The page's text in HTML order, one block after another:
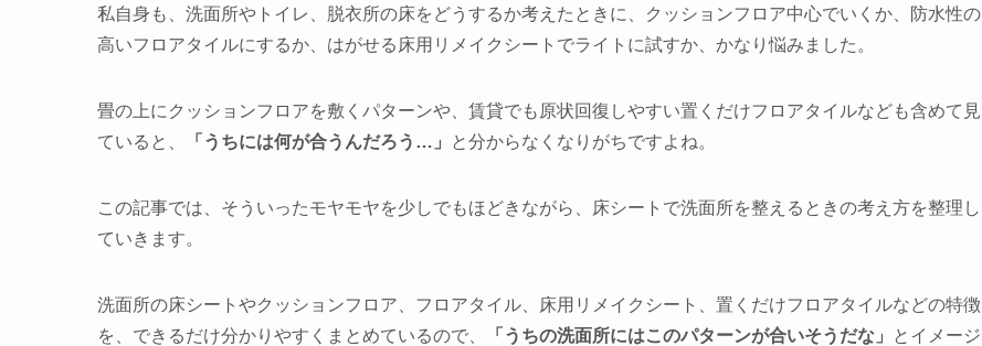
私自身も、洗面所やトイレ、脱衣所の床をどうするか考えたときに、クッションフロア中心でいくか、防水性の
高いフロアタイルにするか、はがせる床用リメイクシートでライトに試すか、かなり悩みました。
畳の上にクッションフロアを敷くパターンや、賃貸でも原状回復しやすい置くだけフロアタイルなども含めて見
ていると、
「うちには何が合うんだろう…」 と分からなくなりがちですよね。
この記事では、そういったモヤモヤを少しでもほどきながら、床シートで洗面所を整えるときの考え方を整理し
ていきます。
洗面所の床シートやクッションフロア、フロアタイル、床用リメイクシート、置くだけフロアタイルなどの特徴
を、できるだけ分かりやすくまとめているので、
「うちの洗面所にはこのパターンが合いそうだな」
とイメージ